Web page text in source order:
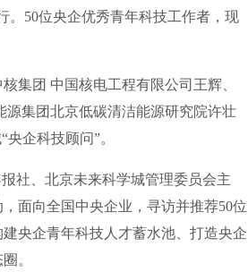
。50位央企优秀青年科技工作者，现
团 中国核电工程有限公司王辉、
集团北京低碳清洁能源研究院许壮
企科技顾问”。
社、北京未来科学城管理委员会主
面向全国中央企业，寻访并推荐50位
央企青年科技人才蓄水池、打造央企
。